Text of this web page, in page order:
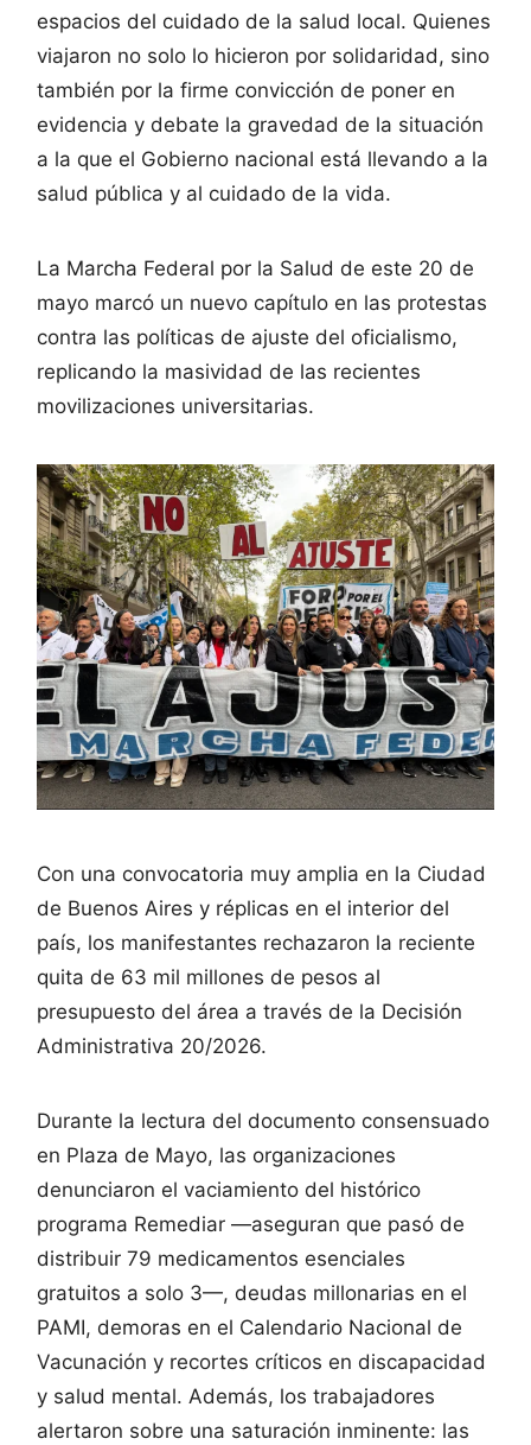
espacios del cuidado de la salud local. Quienes
viajaron no solo lo hicieron por solidaridad, sino
también por la firme convicción de poner en
evidencia y debate la gravedad de la situación
a la que el Gobierno nacional está llevando a la
salud pública y al cuidado de la vida.
La Marcha Federal por la Salud de este 20 de
mayo marcó un nuevo capítulo en las protestas
contra las políticas de ajuste del oficialismo,
replicando la masividad de las recientes
movilizaciones universitarias.
Con una convocatoria muy amplia en la Ciudad
de Buenos Aires y réplicas en el interior del
país, los manifestantes rechazaron la reciente
quita de 63 mil millones de pesos al
presupuesto del área a través de la Decisión
Administrativa 20/2026.
Durante la lectura del documento consensuado
en Plaza de Mayo, las organizaciones
denunciaron el vaciamiento del histórico
programa Remediar —aseguran que pasó de
distribuir 79 medicamentos esenciales
gratuitos a solo 3—, deudas millonarias en el
PAMI, demoras en el Calendario Nacional de
Vacunación y recortes críticos en discapacidad
y salud mental. Además, los trabajadores
alertaron sobre una saturación inminente: las